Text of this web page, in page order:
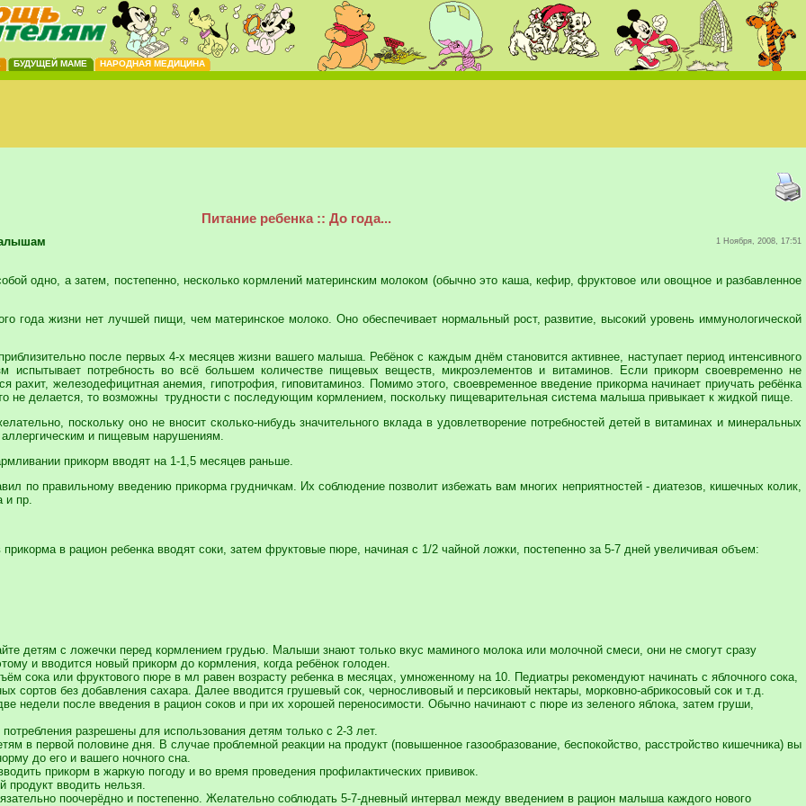
БУДУЩЕЙ МАМЕ НАРОДНАЯ МЕДИЦИНА
Питание ребенка :: До года...
1 Ноября, 2008, 17:51
одно, а затем, постепенно, несколько кормлений материнским молоком (обычно это каша, кефир, фруктовое или овощное и разбавленное
года жизни нет лучшей пищи, чем материнское молоко. Оно обеспечивает нормальный рост, развитие, высокий уровень иммунологической
после первых 4-х месяцев жизни вашего малыша. Ребёнок с каждым днём становится активнее, наступает период интенсивного
испытывает потребность во всё большем количестве пищевых веществ, микроэлементов и витаминов. Если прикорм своевременно не
рахит, железодефицитная анемия, гипотрофия, гиповитаминоз. Помимо этого, своевременное введение прикорма начинает приучать ребёнка
не делается, то возможны трудности с последующим кормлением, поскольку пищеварительная система малыша привыкает к жидкой пище.
поскольку оно не вносит сколько-нибудь значительного вклада в удовлетворение потребностей детей в витаминах и минеральных
и пищевым нарушениям.
прикорм вводят на 1-1,5 месяцев раньше.
по правильному введению прикорма грудничкам. Их соблюдение позволит избежать вам многих неприятностей - диатезов, кишечных колик,
и пр.
в рацион ребенка вводят соки, затем фруктовые пюре, начиная с 1/2 чайной ложки, постепенно за 5-7 дней увеличивая объем:
детям с ложечки перед кормлением грудью. Малыши знают только вкус маминого молока или молочной смеси, они не смогут сразу
и вводится новый прикорм до кормления, когда ребёнок голоден.
сока или фруктового пюре в мл равен возрасту ребенка в месяцах, умноженному на 10. Педиатры рекомендуют начинать с яблочного сока,
сортов без добавления сахара. Далее вводится грушевый сок, черносливовый и персиковый нектары, морковно-абрикосовый сок и т.д.
недели после введения в рацион соков и при их хорошей переносимости. Обычно начинают с пюре из зеленого яблока, затем груши,
разрешены для использования детям только с 2-3 лет.
в первой половине дня. В случае проблемной реакции на продукт (повышенное газообразование, беспокойство, расстройство кишечника) вы
до его и вашего ночного сна.
прикорм в жаркую погоду и во время проведения профилактических прививок.
вводить нельзя.
поочерёдно и постепенно. Желательно соблюдать 5-7-дневный интервал между введением в рацион малыша каждого нового